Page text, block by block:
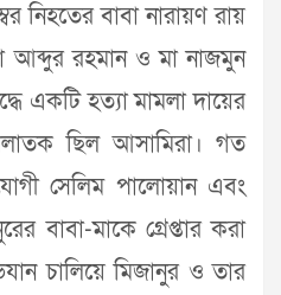
নিহতের বাবা নারায়ণ রায়
আব্দুর রহমান ও মা নাজমুন
একটি হত্যা মামলা দায়ের
ছিল আসামিরা। গত
সেলিম পালোয়ান এবং
বাবা-মাকে গ্রেপ্তার করা
চালিয়ে মিজানুর ও তার